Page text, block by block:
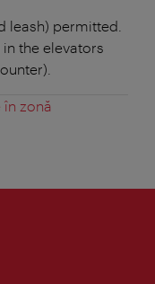
leash) permitted.
the elevators
zonă